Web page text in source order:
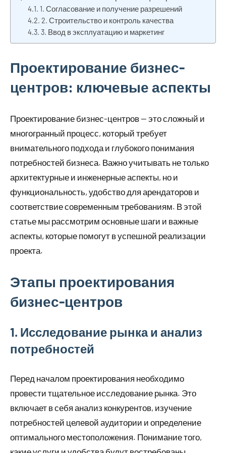
1. Согласование и получение разрешений
2. Строительство и контроль качества
3. Ввод в эксплуатацию и маркетинг
Проектирование бизнес-
центров: ключевые аспекты
Проектирование бизнес-центров — это сложный и
многогранный процесс, который требует
внимательного подхода и глубокого понимания
потребностей бизнеса. Важно учитывать не только
архитектурные и инженерные аспекты, но и
функциональность, удобство для арендаторов и
соответствие современным требованиям. В этой
статье мы рассмотрим основные шаги и важные
аспекты, которые помогут в успешной реализации
проекта.
Этапы проектирования
бизнес-центров
1. Исследование рынка и анализ
потребностей
Перед началом проектирования необходимо
провести тщательное исследование рынка. Это
включает в себя анализ конкурентов, изучение
потребностей целевой аудитории и определение
оптимального местоположения. Понимание того,